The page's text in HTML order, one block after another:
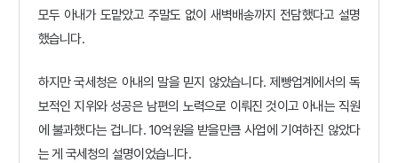
모두 아내가 도맡았고 주말도 없이 새벽배송까지 전담했다고 설명
했습니다.
하지만 국세청은 아내의 말을 믿지 않았습니다. 제빵업계에서의 독
보적인 지위와 성공은 남편의 노력으로 이뤄진 것이고 아내는 직원
에 불과했다는 겁니다. 10억원을 받을만큼사업에 기여하진 않았다
는 게 국세청의 설명이었습니다.